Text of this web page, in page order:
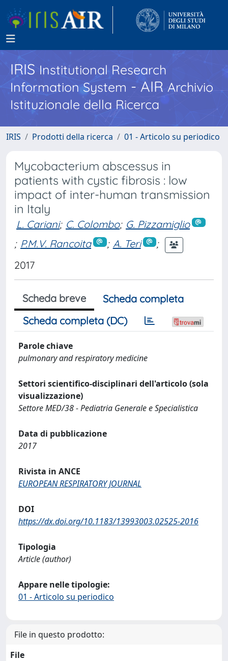
IRISInstitutional Research
Information System - AIR Archivio
Istituzionale della Ricerca
IRIS Prodotti della ricerca 01 - Articolo su periodico
Mycobacterium abscessus in
patients with cystic fibrosis : low
impact of inter-human transmission
in Italy
L. Cariani; C. Colombo; G. Pizzamiglio
; P.M.V. Rancoita ; A. Teri
;
2017
Scheda breve
Scheda completa
Scheda completa (DC)
Parole chiave
pulmonary and respiratory medicine
Settori scientifico-disciplinari dell'articolo (sola
visualizzazione)
Settore MED/38 - Pediatria Generale e Specialistica
Data di pubblicazione
2017
Rivista in ANCE
EUROPEAN RESPIRATORY JOURNAL
DOI
https://dx.doi.org/10.1183/13993003.02525-2016
Tipologia
Article (author)
Appare nelle tipologie:
01 - Articolo su periodico
File in questo prodotto:
File